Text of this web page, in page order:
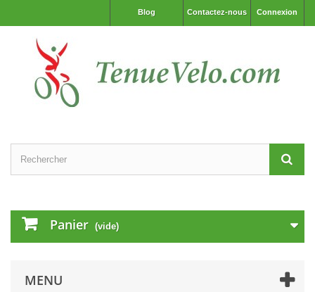
Connexion
Contactez-nous
Blog
Panier (vide)
MENU